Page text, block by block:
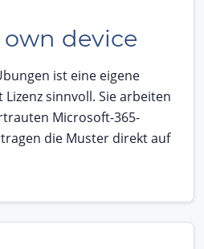
device
ist eine eigene
sinnvoll. Sie arbeiten
Microsoft-365-
die Muster direkt auf